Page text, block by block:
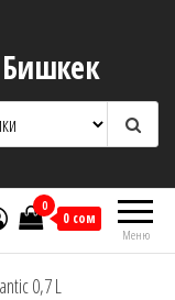
Бишкек
Меню
0
0 сом
0,7 L